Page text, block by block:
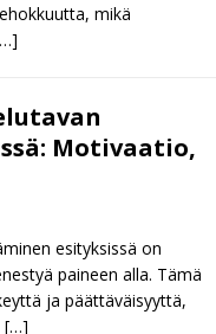
mikä
Motivaatio,
esityksissä on
paineen alla. Tämä
ja päättäväisyyttä,
[…]